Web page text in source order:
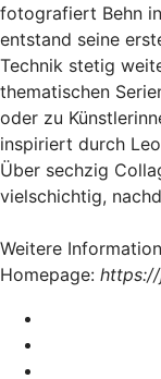
fotografiert Behn
entstand seine
Technik stetig
thematischen
oder zu
inspiriert durch
Über sechzig
vielschichtig,
Weitere
Homepage: